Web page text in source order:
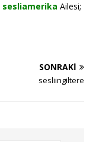
sesliamerika Ailesi;
SONRAKI
sesliingiltere